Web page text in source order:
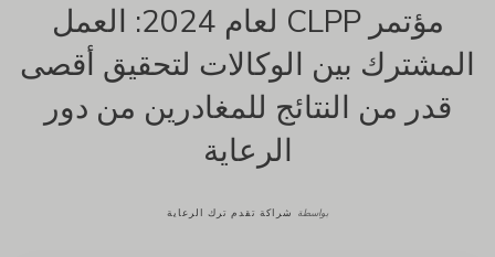
أخبار
اتصال
مؤتمر CLPP لعام 2024: العمل
المشترك بين الوكالات لتحقيق أقصى
قدر من النتائج للمغادرين من دور
الرعاية
بواسطة شراكة تقدم ترك الرعاية